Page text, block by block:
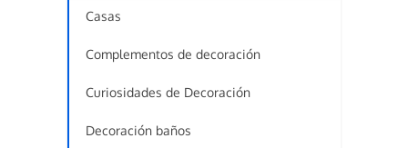
Casas
Complementos de decoración
Curiosidades de Decoración
Decoración baños